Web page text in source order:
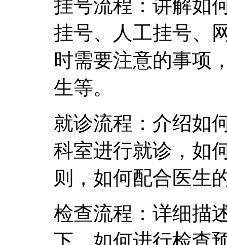
挂号流程：讲解如
挂号、人工挂号、
时需要注意的事项
生等。
就诊流程：介绍如
科室进行就诊，如
则，如何配合医生
检查流程：详细描